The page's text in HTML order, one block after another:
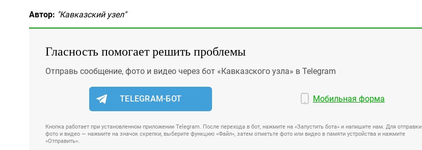
Автор: "Кавказский узел"
Гласность помогает решить проблемы
Отправь сообщение, фото и видео через бот «Кавказского узла» в Telegram
TELEGRAM-БОТ Мобильная форма
Кнопка работает при установленном приложении Telegram. После перехода в бот, нажмите на «Запустить бота» и напишите нам. Для отправки
фото и видео — нажмите на значок скрепки, выберите функцию «Файл», затем отметьте фото или видео в памяти устройства и нажмите
«Отправить».